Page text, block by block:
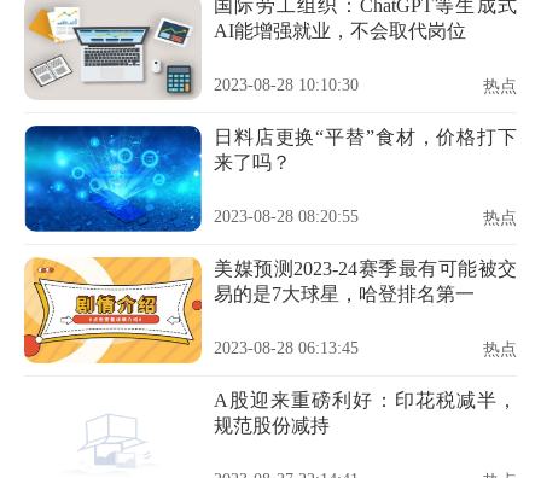
国际劳工组织：ChatGPT等生成式
AI能增强就业，不会取代岗位
2023-08-28 10:10:30 热点
日料店更换“平替”食材，价格打下
来了吗？
2023-08-28 08:20:55 热点
美媒预测2023-24赛季最有可能被交
易的是7大球星，哈登排名第一
2023-08-28 06:13:45 热点
A股迎来重磅利好：印花税减半，
规范股份减持